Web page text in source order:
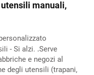
manuali,
- Si alzi. .Serve
e negozi al
degli utensili (trapani,